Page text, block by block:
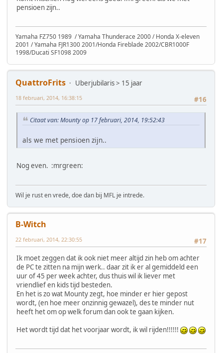
pensioen zijn..
Yamaha FZ750 1989 / Yamaha Thunderace 2000 / Honda X-eleven
2001 / Yamaha FJR1300 2001/Honda Fireblade 2002/CBR1000F
1998/Ducati SF1098 2009
QuattroFrits
Uberjubilaris > 15 jaar
#16
18 februari, 2014, 16:38:15
Citaat van: Mounty op 17 februari, 2014, 19:52:43
als we met pensioen zijn..
Nog even. :mrgreen:
Wil je rust en vrede, doe dan bij MFL je intrede.
B-Witch
#17
22 februari, 2014, 22:30:55
Ik moet zeggen dat ik ook niet meer altijd zin heb om achter
de PC te zitten na mijn werk.. daar zit ik er al gemiddeld een
uur of 45 per week achter, dus thuis wil ik liever met
vriendlief en kids tijd besteden.
En het is zo wat Mounty zegt, hoe minder er hier gepost
wordt, (en hoe meer onzinnig gewazel), des te minder nut
heeft het om op welk forum dan ook te gaan kijken.
Het wordt tijd dat het voorjaar wordt, ik wil rijden!!!!!!